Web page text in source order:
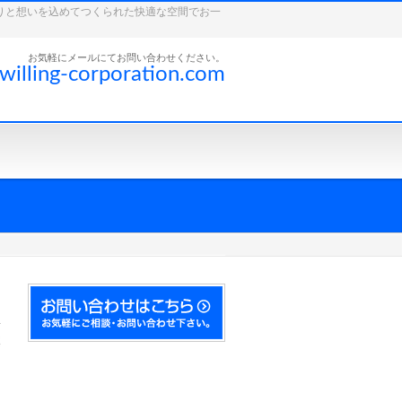
想いを込めてつくられた快適な空間でお一
お気軽にメールにてお問い合わせください。
corporation.com